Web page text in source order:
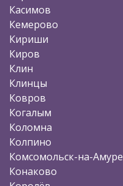
Касимов
Кемерово
Кириши
Киров
Клин
Клинцы
Ковров
Когалым
Коломна
Колпино
Комсомольск-на-Амуре
Конаково